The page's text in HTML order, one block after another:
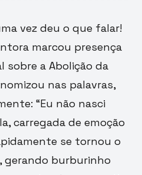
vez deu o que falar!
marcou presença
sobre a Abolição da
nas palavras,
“Eu não nasci
carregada de emoção
se tornou o
gerando burburinho